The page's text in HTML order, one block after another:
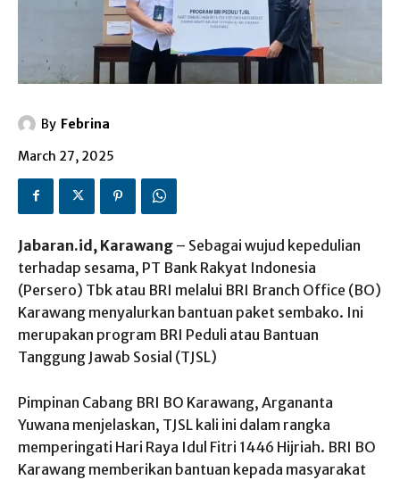
By Febrina
March 27, 2025
Jabaran.id, Karawang – Sebagai wujud kepedulian
terhadap sesama, PT Bank Rakyat Indonesia
(Persero) Tbk atau BRI melalui BRI Branch Office (BO)
Karawang menyalurkan bantuan paket sembako. Ini
merupakan program BRI Peduli atau Bantuan
Tanggung Jawab Sosial (TJSL)
Pimpinan Cabang BRI BO Karawang, Argananta
Yuwana menjelaskan, TJSL kali ini dalam rangka
memperingati Hari Raya Idul Fitri 1446 Hijriah. BRI BO
Karawang memberikan bantuan kepada masyarakat